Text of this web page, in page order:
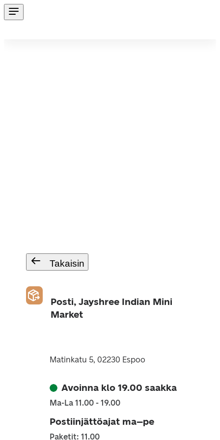
Takaisin
Posti, Jayshree Indian Mini
Market
Matinkatu 5, 02230 Espoo
Avoinna klo 19.00 saakka
Ma-La 11.00 - 19.00
Postiinjättöajat ma–pe
Paketit: 11.00